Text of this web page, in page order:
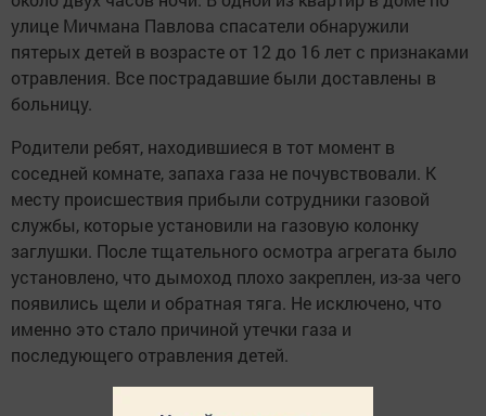
улице Мичмана Павлова спасатели обнаружили
пятерых детей в возрасте от 12 до 16 лет с признаками
отравления. Все пострадавшие были доставлены в
больницу.
Родители ребят, находившиеся в тот момент в
соседней комнате, запаха газа не почувствовали. К
месту происшествия прибыли сотрудники газовой
службы, которые установили на газовую колонку
заглушки. После тщательного осмотра агрегата было
установлено, что дымоход плохо закреплен, из-за чего
появились щели и обратная тяга. Не исключено, что
именно это стало причиной утечки газа и
последующего отравления детей.